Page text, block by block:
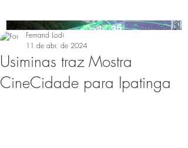
Usiminas traz Mostra
CineCidade para Ipatinga
Fernand Lodi
11 de abr. de 2024